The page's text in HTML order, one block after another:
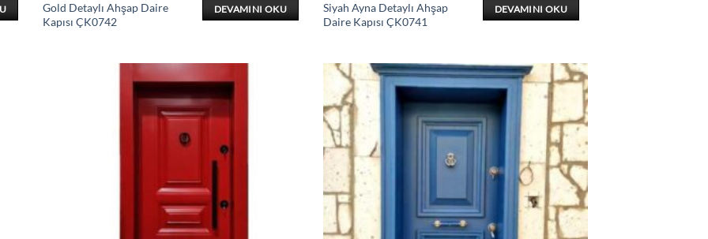
Gold Detaylı Ahşap Daire
Kapısı ÇK0742
DEVAMINI OKU
Siyah Ayna Detaylı Ahşap
Daire Kapısı ÇK0741
DEVAMINI OKU